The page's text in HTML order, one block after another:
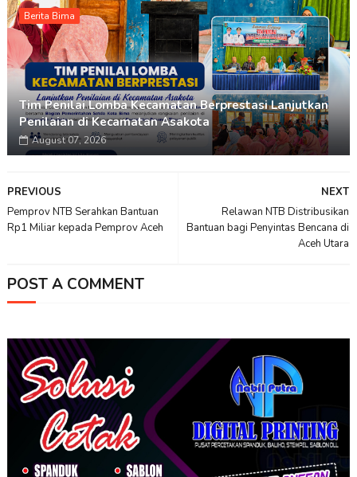
Berita Bima
Tim Penilai Lomba Kecamatan Berprestasi Lanjutkan
Penilaian di Kecamatan Asakota
August 07, 2026
NEXT
Relawan NTB Distribusikan
Bantuan bagi Penyintas Bencana di
Aceh Utara
PREVIOUS
Pemprov NTB Serahkan Bantuan
Rp1 Miliar kepada Pemprov Aceh
POST A COMMENT